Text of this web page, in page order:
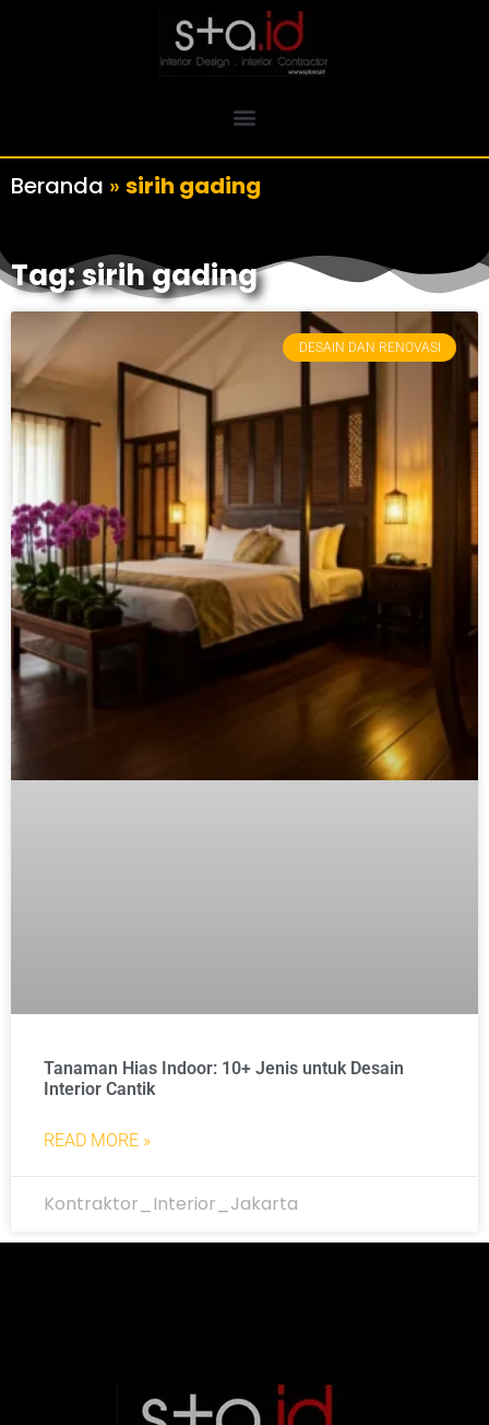
Beranda » sirih gading
Tag: sirih gading
DESAIN DAN RENOVASI
Tanaman Hias Indoor: 10+ Jenis untuk Desain
Interior Cantik
READ MORE »
Kontraktor_Interior_Jakarta